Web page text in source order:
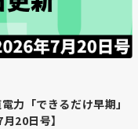
力「できるだけ早期」
20日号】